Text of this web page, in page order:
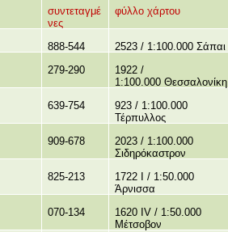
συντεταγμέ
νες
φύλλο χάρτου
888-544
2523 / 1:100.000 Σάπαι
279-290
1922 /
1:100.000 Θεσσαλονίκη
639-754
923 / 1:100.000
Τέρπυλλος
909-678
2023 / 1:100.000
Σιδηρόκαστρον
825-213
1722 I / 1:50.000
Άρνισσα
070-134
1620 IV / 1:50.000
Μέτσοβον